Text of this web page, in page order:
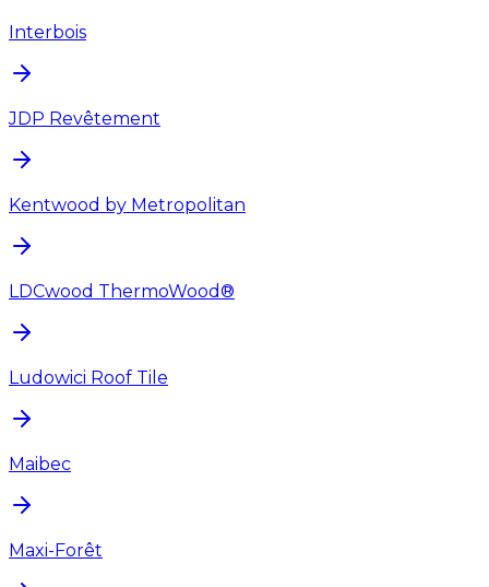
Interbois
JDP Revêtement
Kentwood by Metropolitan
LDCwood ThermoWood®
Ludowici Roof Tile
Maibec
Maxi-Forêt